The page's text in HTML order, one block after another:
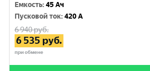
Емкость:45 Ач
Пусковой ток:420 A
6 940руб.
6 535 руб.
при обмене